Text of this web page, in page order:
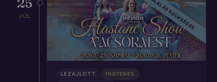
JÚL
LEZAJLOTT
INGYENES